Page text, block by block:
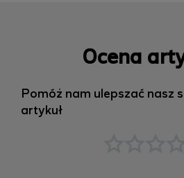
Ocena
Pomóż nam ulepszać nasz
artykuł